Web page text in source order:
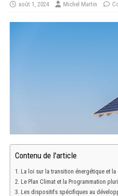
août 1, 2024 Michel Martin
Contenu de l'article
La loi sur la transition énergétique et la
Le Plan Climat et la Programmation
Les dispositifs spécifiques au